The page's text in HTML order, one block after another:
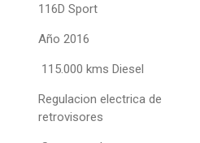
116D Sport
Año 2016
115.000 kms Diesel
Regulacion electrica de
retrovisores